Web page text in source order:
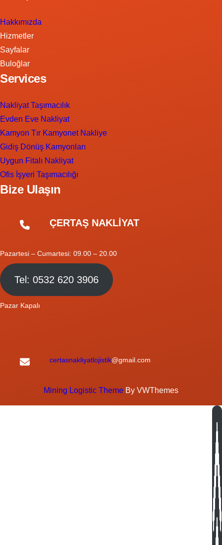
Hakkımızda
Hizmetler
Sayfalar
Buloğlar
Services
Nakliyat Taşımacılık
Evden Eve Nakliyat
Kamyon Tır Kamyonet Nakliye
Gidiş Dönüş Kamyonları
Uygun Fitalı Nakliyat
Ofis İşyeri Taşımacılığı
Bize Ulaşın
ÇERTAŞ NAKLİYAT
Pazartesi – Cumartesi: 09.00 – 20.00
Tel: 0532 620 3906
Pazar Kapalı
certasnakliyatlojistik@gmail.com
Mining Logistic Theme By VWThemes